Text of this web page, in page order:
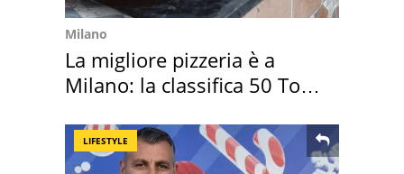
Milano
La migliore pizzeria è a
Milano: la classifica 50 Top
LIFESTYLE